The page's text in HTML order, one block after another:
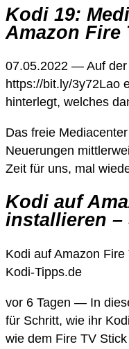
Kodi 19:
Amazon Fire
07.05.2022 — Auf der
https://bit.ly/3y72Lao
hinterlegt, welches
Das freie
Neuerungen
Zeit für uns, mal
Kodi auf
installieren –
Kodi auf Amazon Fire
Kodi-Tipps.de
vor 6 Tagen — In
für Schritt, wie ihr
wie dem Fire TV